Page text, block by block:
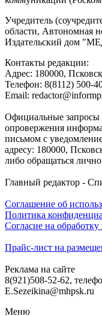
Учредитель
области, Автономная
Издательский дом
Контакты редакции:
Адреc: 180000,
Телефон: 8(8112) 500-
Email:
Официальные запросы
опровержения
письмом с
адресу: 180000,
либо обращаться
Главный редактор -
Соглашение об
Политика
Согласие на
Прайс-лист на
Реклама на сайте
8(921)508-52-62,
E.Sezeikina@mhpsk.ru
Меню